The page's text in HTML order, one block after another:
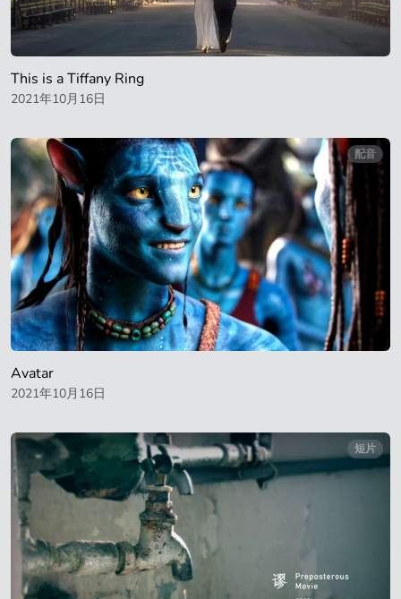
This is a Tiffany Ring
2021年10月16日
配音
Avatar
2021年10月16日
短片